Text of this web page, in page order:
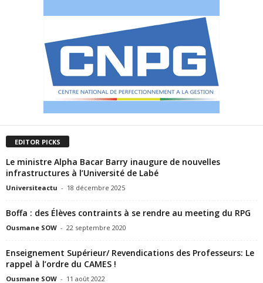
EDITOR PICKS
Le ministre Alpha Bacar Barry inaugure de nouvelles
infrastructures à l’Université de Labé
Universiteactu - 18 décembre 2025
Boffa : des Élèves contraints à se rendre au meeting du RPG
Ousmane SOW - 22 septembre 2020
Enseignement Supérieur/ Revendications des Professeurs: Le
rappel à l’ordre du CAMES !
Ousmane SOW - 11 août 2022